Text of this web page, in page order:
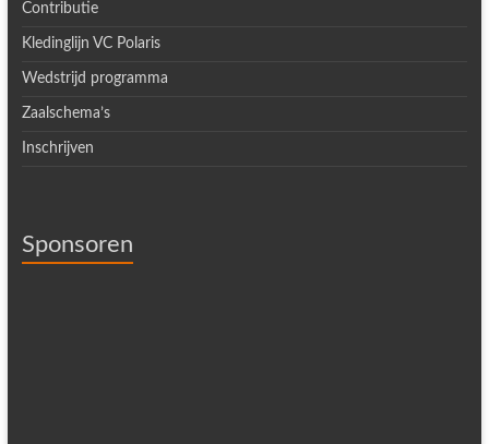
Contributie
Kledinglijn VC Polaris
Wedstrijd programma
Zaalschema’s
Inschrijven
Sponsoren